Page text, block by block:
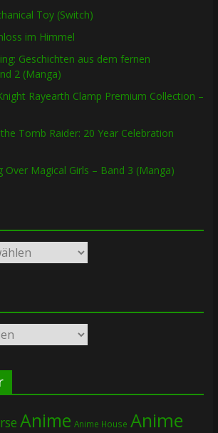
Toy (Switch)
im Himmel
Geschichten aus dem fernen
2 (Manga)
Rayearth Clamp Premium Collection –
Tomb Raider: 20 Year Celebration
Over Magical Girls – Band 3 (Manga)
Anime Anime House Anime